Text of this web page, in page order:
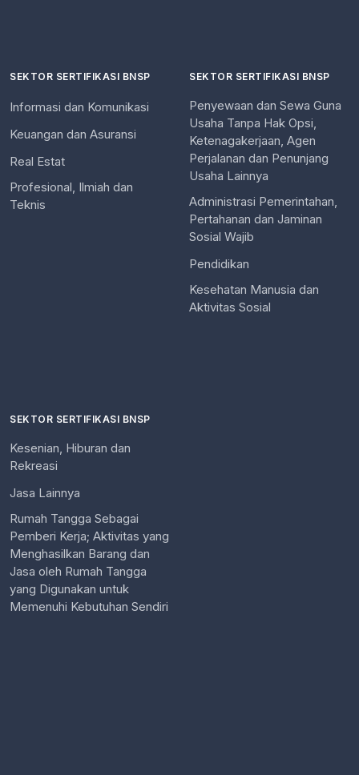
SEKTOR SERTIFIKASI BNSP
Informasi dan Komunikasi
Keuangan dan Asuransi
Real Estat
Profesional, Ilmiah dan
Teknis
SEKTOR SERTIFIKASI BNSP
Penyewaan dan Sewa Guna
Usaha Tanpa Hak Opsi,
Ketenagakerjaan, Agen
Perjalanan dan Penunjang
Usaha Lainnya
Administrasi Pemerintahan,
Pertahanan dan Jaminan
Sosial Wajib
Pendidikan
Kesehatan Manusia dan
Aktivitas Sosial
SEKTOR SERTIFIKASI BNSP
Kesenian, Hiburan dan
Rekreasi
Jasa Lainnya
Rumah Tangga Sebagai
Pemberi Kerja; Aktivitas yang
Menghasilkan Barang dan
Jasa oleh Rumah Tangga
yang Digunakan untuk
Memenuhi Kebutuhan Sendiri